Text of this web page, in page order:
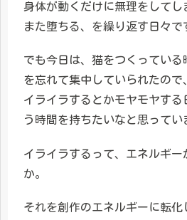
身体が動くだけに無理をしてし
また堕ちる、を繰り返す日々で
でも今日は、猫をつくっている
を忘れて集中していられたので
イライラするとかモヤモヤす
う時間を持ちたいなと思ってい
イライラするって、エネルギー
か。
それを創作のエネルギーに転化